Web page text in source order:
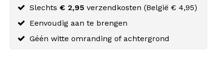
Slechts € 2,95 verzendkosten (België € 4,95)
Eenvoudig aan te brengen
Géén witte omranding of achtergrond